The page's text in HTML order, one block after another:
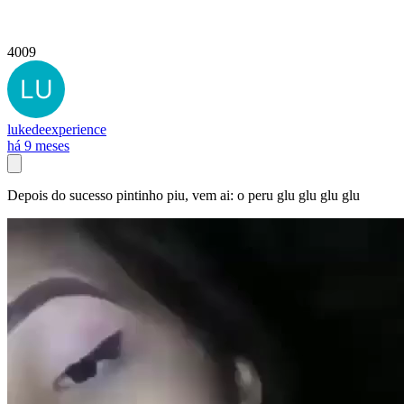
4009
lukedeexperience
há 9 meses
Depois do sucesso pintinho piu, vem ai: o peru glu glu glu glu